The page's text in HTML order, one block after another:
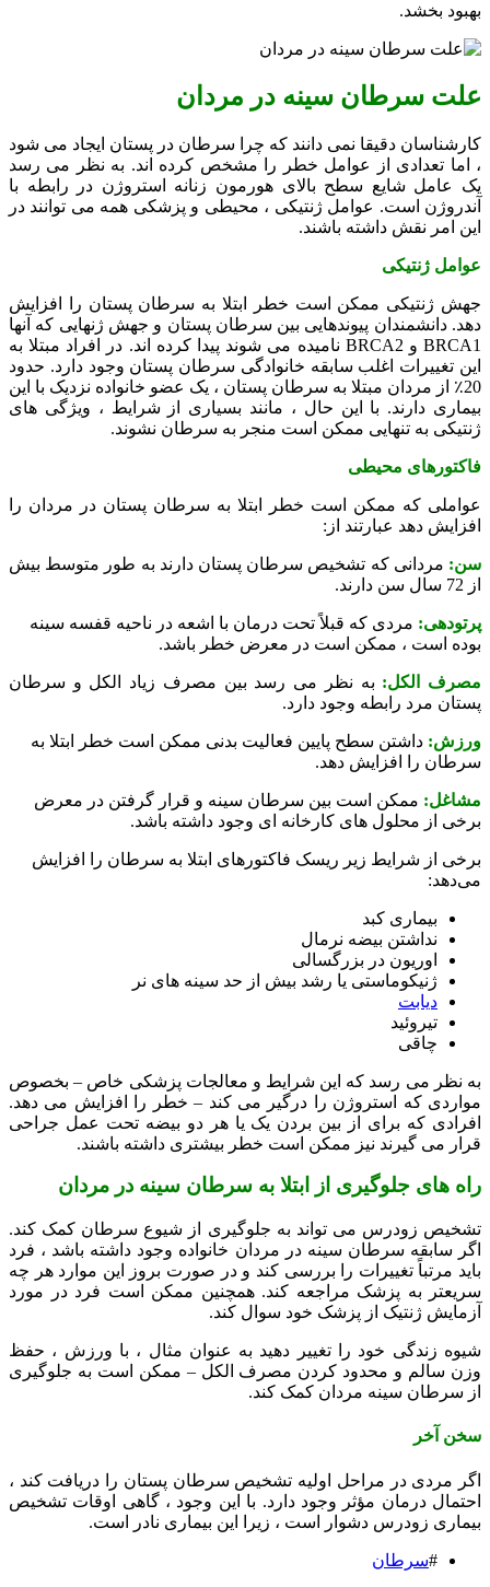
بهبود بخشد.
علت سرطان سینه در مردان
کارشناسان دقیقا نمی دانند که چرا سرطان در پستان ایجاد می شود
، اما تعدادی از عوامل خطر را مشخص کرده اند. به نظر می رسد
یک عامل شایع سطح بالای هورمون زنانه استروژن در رابطه با
آندروژن است. عوامل ژنتیکی ، محیطی و پزشکی همه می توانند در
این امر نقش داشته باشند.
عوامل ژنتیکی
جهش ژنتیکی ممکن است خطر ابتلا به سرطان پستان را افزایش
دهد. دانشمندان پیوندهایی بین سرطان پستان و جهش ژنهایی که آنها
BRCA1 و BRCA2 نامیده می شوند پیدا کرده اند. در افراد مبتلا به
این تغییرات اغلب سابقه خانوادگی سرطان پستان وجود دارد. حدود
20٪ از مردان مبتلا به سرطان پستان ، یک عضو خانواده نزدیک با این
بیماری دارند. با این حال ، مانند بسیاری از شرایط ، ویژگی های
ژنتیکی به تنهایی ممکن است منجر به سرطان نشوند.
فاکتورهای محیطی
عواملی که ممکن است خطر ابتلا به سرطان پستان در مردان را
افزایش دهد عبارتند از:
سن: مردانی که تشخیص سرطان پستان دارند به طور متوسط ​​بیش
از 72 سال سن دارند.
پرتودهی: مردی که قبلاً تحت درمان با اشعه در ناحیه قفسه سینه
بوده است ، ممکن است در معرض خطر باشد.
مصرف الکل: به نظر می رسد بین مصرف زیاد الکل و سرطان
پستان مرد رابطه وجود دارد.
ورزش: داشتن سطح پایین فعالیت بدنی ممکن است خطر ابتلا به
سرطان را افزایش دهد.
مشاغل: ممکن است بین سرطان سینه و قرار گرفتن در معرض
برخی از محلول های کارخانه ای وجود داشته باشد.
برخی از شرایط زیر ریسک فاکتورهای ابتلا به سرطان را افزایش
می‌دهد:
بیماری کبد
نداشتن بیضه نرمال
اوریون در بزرگسالی
ژنیکوماستی یا رشد بیش از حد سینه های نر
دیابت
تیروئید
چاقی
به نظر می رسد که این شرایط و معالجات پزشکی خاص – بخصوص
مواردی که استروژن را درگیر می کند – خطر را افزایش می دهد.
افرادی که برای از بین بردن یک یا هر دو بیضه تحت عمل جراحی
قرار می گیرند نیز ممکن است خطر بیشتری داشته باشند.
راه های جلوگیری از ابتلا به سرطان سینه در مردان
تشخیص زودرس می تواند به جلوگیری از شیوع سرطان کمک کند.
اگر سابقه سرطان سینه در مردان خانواده وجود داشته باشد ، فرد
باید مرتباً تغییرات را بررسی کند و در صورت بروز این موارد هر چه
سریعتر به پزشک مراجعه کند. همچنین ممکن است فرد در مورد
آزمایش ژنتیک از پزشک خود سوال کند.
شیوه زندگی خود را تغییر دهید به عنوان مثال ، با ورزش ، حفظ
وزن سالم و محدود کردن مصرف الکل – ممکن است به جلوگیری
از سرطان سینه مردان کمک کند.
سخن آخر
اگر مردی در مراحل اولیه تشخیص سرطان پستان را دریافت کند ،
احتمال درمان مؤثر وجود دارد. با این وجود ، گاهی اوقات تشخیص
بیماری زودرس دشوار است ، زیرا این بیماری نادر است.
#سرطان